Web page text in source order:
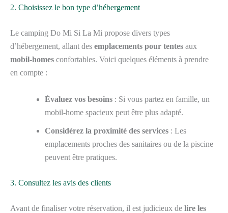
2. Choisissez le bon type d’hébergement
Le camping Do Mi Si La Mi propose divers types
d’hébergement, allant des emplacements pour tentes aux
mobil-homes confortables. Voici quelques éléments à prendre
en compte :
Évaluez vos besoins : Si vous partez en famille, un
mobil-home spacieux peut être plus adapté.
Considérez la proximité des services : Les
emplacements proches des sanitaires ou de la piscine
peuvent être pratiques.
3. Consultez les avis des clients
Avant de finaliser votre réservation, il est judicieux de lire les